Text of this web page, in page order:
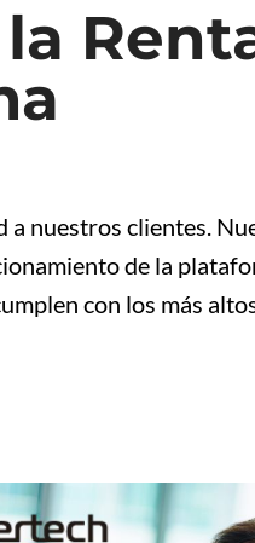
a nuestros clientes.
de la
con los más